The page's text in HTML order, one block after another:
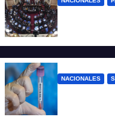
pretendía
NACIONALES